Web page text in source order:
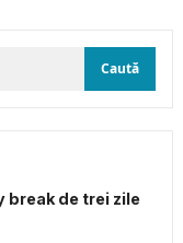
break de trei zile